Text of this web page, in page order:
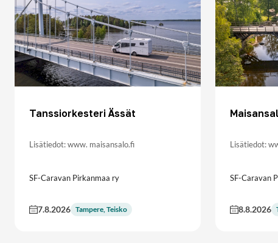
Tanssiorkesteri Ässät
Lisätiedot: www. maisansalo.fi
SF-Caravan Pirkanmaa ry
7.8.2026 Tampere, Teisko
Lisätiedot:
SF-Caravan
8.8.2026